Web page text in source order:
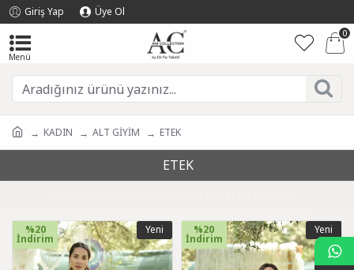
Giriş Yap Üye Ol
0
KADIN ALT GİYİM ETEK
ETEK
Yeni
%20
İndirim
Yeni
%20
İndirim